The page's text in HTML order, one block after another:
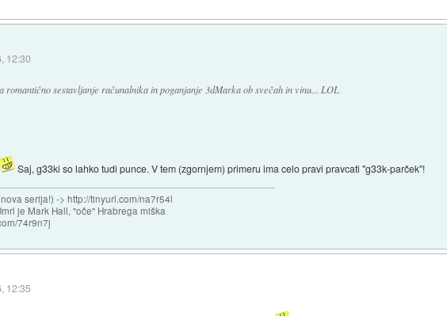
12:30
romantično sestavljanje računalnika in poganjanje 3dMarka ob svečah in vinu... LOL
Saj, g33ki so lahko tudi punce. V tem (zgornjem) primeru ima celo pravi pravcati "g33k-parček"!
serija!) -> http://tinyurl.com/na7r54l
je Mark Hall, "oče" Hrabrega miška
74r9n7j
12:35